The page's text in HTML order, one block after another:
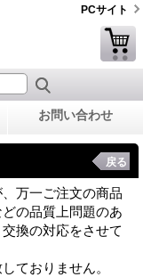
PCサイト
お問い合わせ
戻る
万一ご注文の商品
の品質上問題のあ
換の対応をさせて
ておりません。